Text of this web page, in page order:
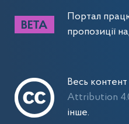
Портал
пропозиції
Весь
Attribution
інше.